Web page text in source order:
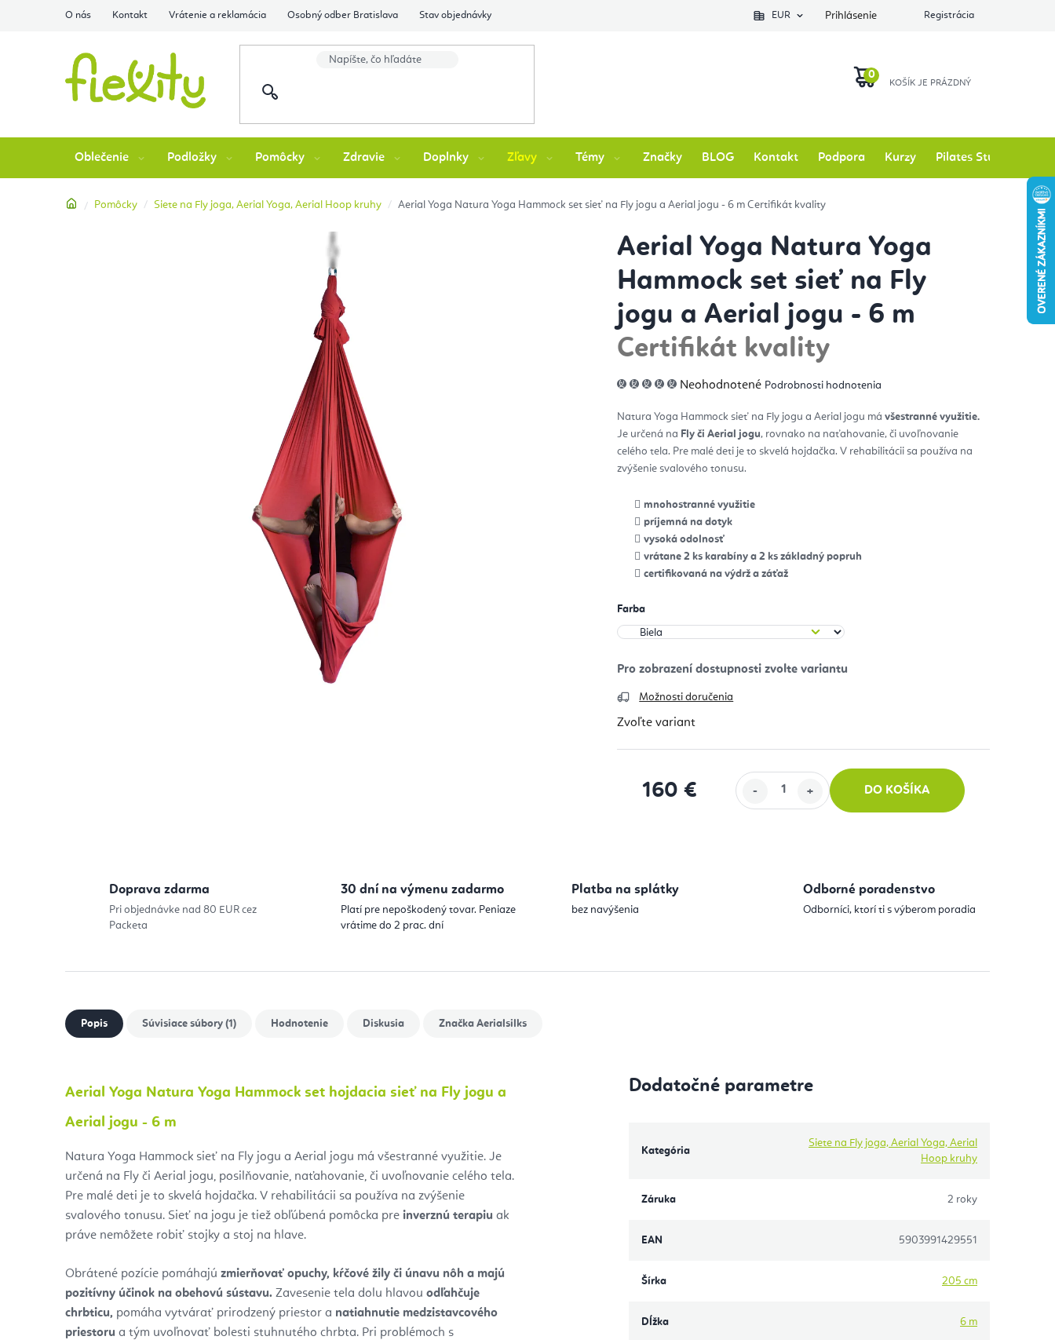
O nás Kontakt Vrátenie a reklamácia Osobný odber Bratislava Stav objednávky EUR Prihlásenie Registrácia
KOŠÍK
Oblečenie Podložky Pomôcky Zdravie Doplnky Zľavy Témy Značky BLOG Kontakt Podpora Kurzy Pilates Studio
DomovPomôcky Siete na Fly joga, Aerial Yoga, Aerial Hoop kruhy Aerial Yoga Natura Yoga Hammock set sieť na Fly jogu a Aerial jogu - 6 m Certifikát kvality
Aerial Yoga Natura Yoga
Hammock set sieť na Fly
jogu a Aerial jogu - 6 m
Certifikát kvality
Priemerné
hodnotenie
0,0
z
5
hviezdičiek.
Neohodnotené Podrobnosti hodnotenia
Natura Yoga Hammock sieť na Fly jogu a Aerial jogu má všestranné využitie.
Je určená na Fly či Aerial jogu, rovnako na naťahovanie, či uvoľnovanie
celého tela. Pre malé deti je to skvelá hojdačka. V rehabilitácii sa používa na
zvýšenie svalového tonusu.
mnohostranné využitie
príjemná na dotyk
vysoká odolnosť
vrátane 2 ks karabíny a 2 ks základný popruh
certifikovaná na výdrž a záťaž
Farba
Možnosti doručenia
Zvoľte variant
160 € DO KOŠÍKA
Doprava zdarma
Pri objednávke nad 80 EUR cez
Packeta
30 dní na výmenu zadarmo
Platí pre nepoškodený tovar. Peniaze
vrátime do 2 prac. dní
Platba na splátky
bez navýšenia
Odborné poradenstvo
Odborníci, ktorí ti s výberom poradia
Popis Súvisiace súbory (1) Hodnotenie Diskusia Značka Aerialsilks
Aerial Yoga Natura Yoga Hammock set hojdacia sieť na Fly jogu a
Aerial jogu - 6 m
Natura Yoga Hammock sieť na Fly jogu a Aerial jogu má všestranné využitie. Je
určená na Fly či Aerial jogu, posilňovanie, naťahovanie, či uvoľnovanie celého tela.
Pre malé deti je to skvelá hojdačka. V rehabilitácii sa používa na zvýšenie
svalového tonusu. Sieť na jogu je tiež obľúbená pomôcka pre inverznú terapiu ak
práve nemôžete robiť stojky a stoj na hlave.
Obrátené pozície pomáhajú zmierňovať opuchy, kŕčové žily či únavu nôh a majú
pozitívny účinok na obehovú sústavu. Zavesenie tela dolu hlavou odľahčuje
chrbticu, pomáha vytvárať prirodzený priestor a natiahnutie medzistavcového
priestoru a tým uvoľnovať bolesti stuhnutého chrbta. Pri problémoch s
Dodatočné parametre
Kategória
Siete na Fly joga, Aerial Yoga, Aerial
Hoop kruhy
Záruka 2 roky
EAN 5903991429551
Šírka 205 cm
Dĺžka 6 m